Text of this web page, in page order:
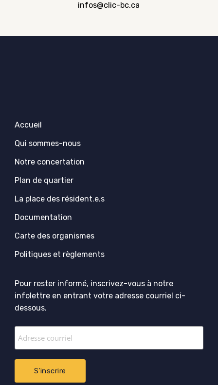
infos@clic-bc.ca
Accueil
Qui sommes-nous
Notre concertation
Plan de quartier
La place des résident.e.s
Documentation
Carte des organismes
Politiques et règlements
Pour rester informé, inscrivez-vous à notre
infolettre en entrant votre adresse courriel ci-
dessous.